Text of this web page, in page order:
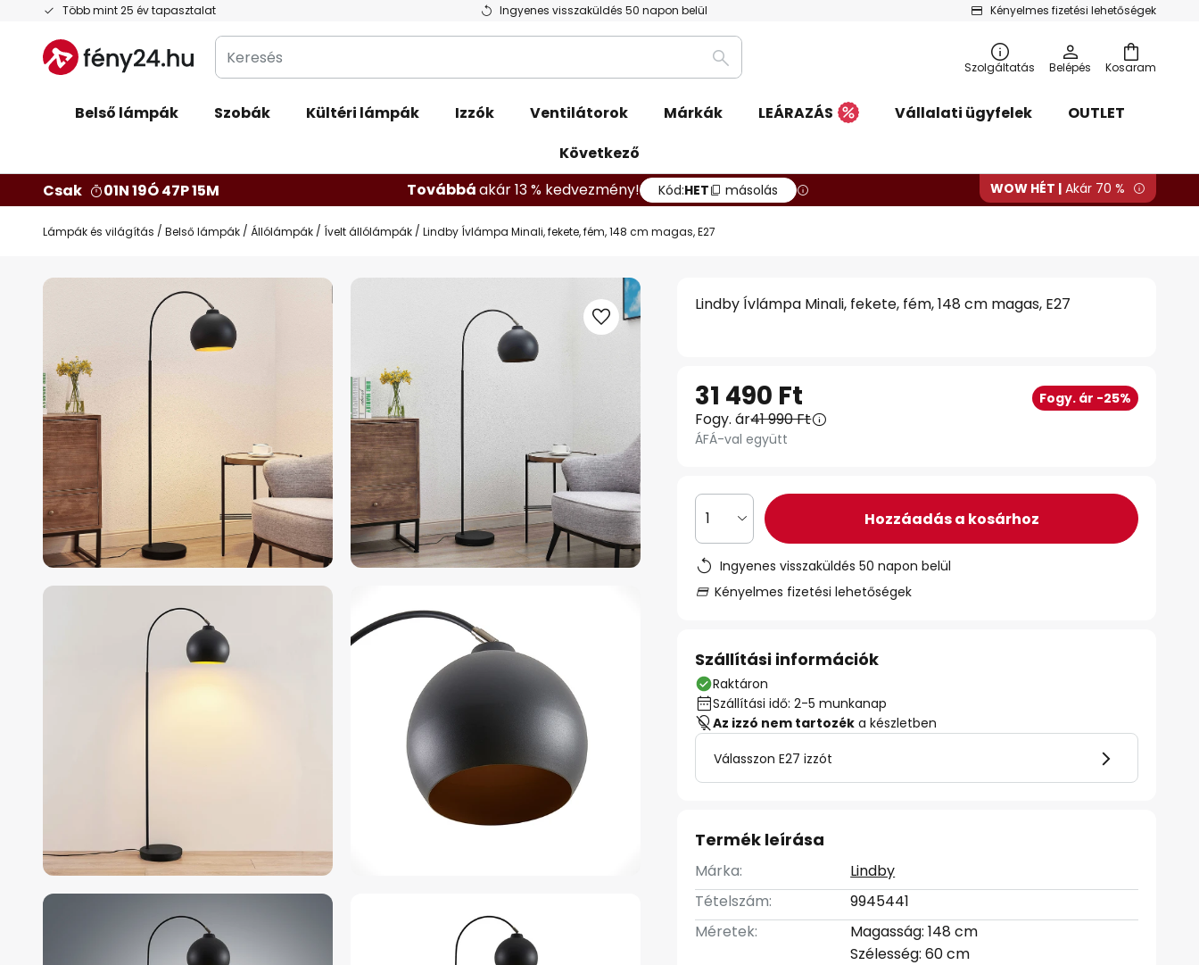
Több mint 25 év tapasztalat Ingyenes visszaküldés 50 napon belül Kényelmes fizetési lehetőségek
Ugrás
tartalomhoz
Kosaram
Keresés
Keresés
Szolgáltatás Belépés
Belső lámpák Szobák Kültéri lámpák Izzók Ventilátorok Márkák LEÁRAZÁS Vállalati ügyfelek
OUTLET
Következő
Csak
01N 19Ó 47P 15M Továbbáakár 13 % kedvezmény! Kód:HET másolás WOW HÉT | Akár 70 %
Lámpák és világítás Belső lámpák Állólámpák Ívelt állólámpák Lindby Ívlámpa Minali, fekete, fém, 148 cm magas, E27
Ugrás
végére
Lindby Ívlámpa Minali, fekete, fém, 148 cm magas, E27
31 490 Ft Fogy. ár -25%
Fogy. ár41 990 Ft
ÁFÁ-val együtt
1 Hozzáadás a kosárhoz
Ingyenes visszaküldés 50 napon belül
Kényelmes fizetési lehetőségek
Szállítási információk
Raktáron
Szállítási idő: 2-5 munkanap
Az izzó nem tartozék a készletben
Válasszon E27 izzót
Termék leírása
Márka:
Lindby
Tételszám:
9945441
Méretek:
Magasság: 148 cm
Szélesség: 60 cm